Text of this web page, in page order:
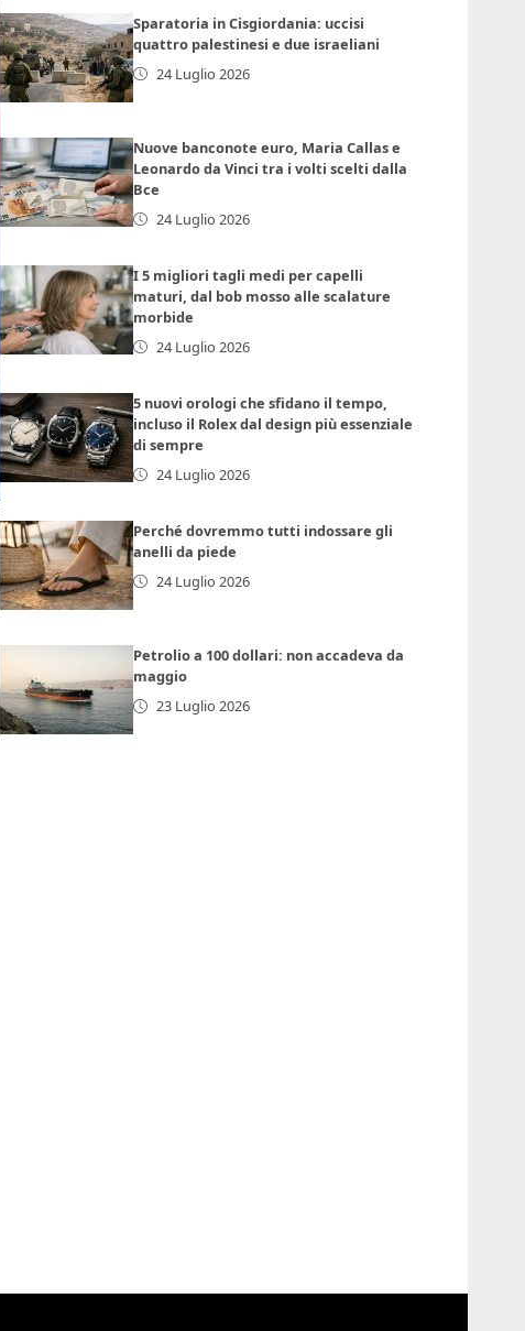
Sparatoria in Cisgiordania: uccisi
quattro palestinesi e due israeliani
24 Luglio 2026
Nuove banconote euro, Maria Callas e
Leonardo da Vinci tra i volti scelti dalla
Bce
24 Luglio 2026
I 5 migliori tagli medi per capelli
maturi, dal bob mosso alle scalature
morbide
24 Luglio 2026
5 nuovi orologi che sfidano il tempo,
incluso il Rolex dal design più essenziale
di sempre
24 Luglio 2026
Perché dovremmo tutti indossare gli
anelli da piede
24 Luglio 2026
Petrolio a 100 dollari: non accadeva da
maggio
23 Luglio 2026